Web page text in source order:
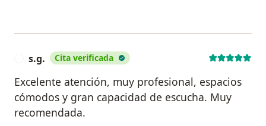
s.g. Cita verificada
Excelente atención, muy profesional, espacios
cómodos y gran capacidad de escucha. Muy
recomendada.